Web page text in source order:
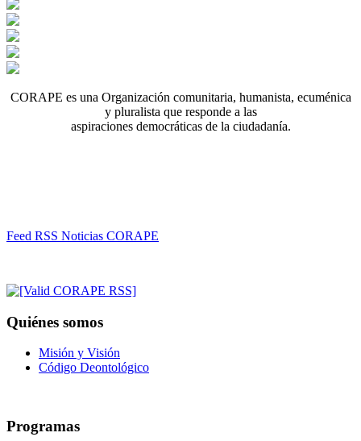
CORAPE es una Organización comunitaria, humanista, ecuménica
y pluralista que responde a las
aspiraciones democráticas de la ciudadanía.
Feed RSS Noticias CORAPE
Quiénes somos
Misión y Visión
Código Deontológico
Programas